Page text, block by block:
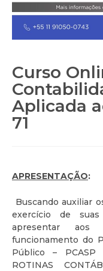
Curso
Aplicada
71
APRESENTAÇÃO:
Buscando auxiliar
exercício de
apresentar
funcionamento do
Público – PCASP
ROTINAS